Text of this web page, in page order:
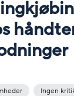
Ingen